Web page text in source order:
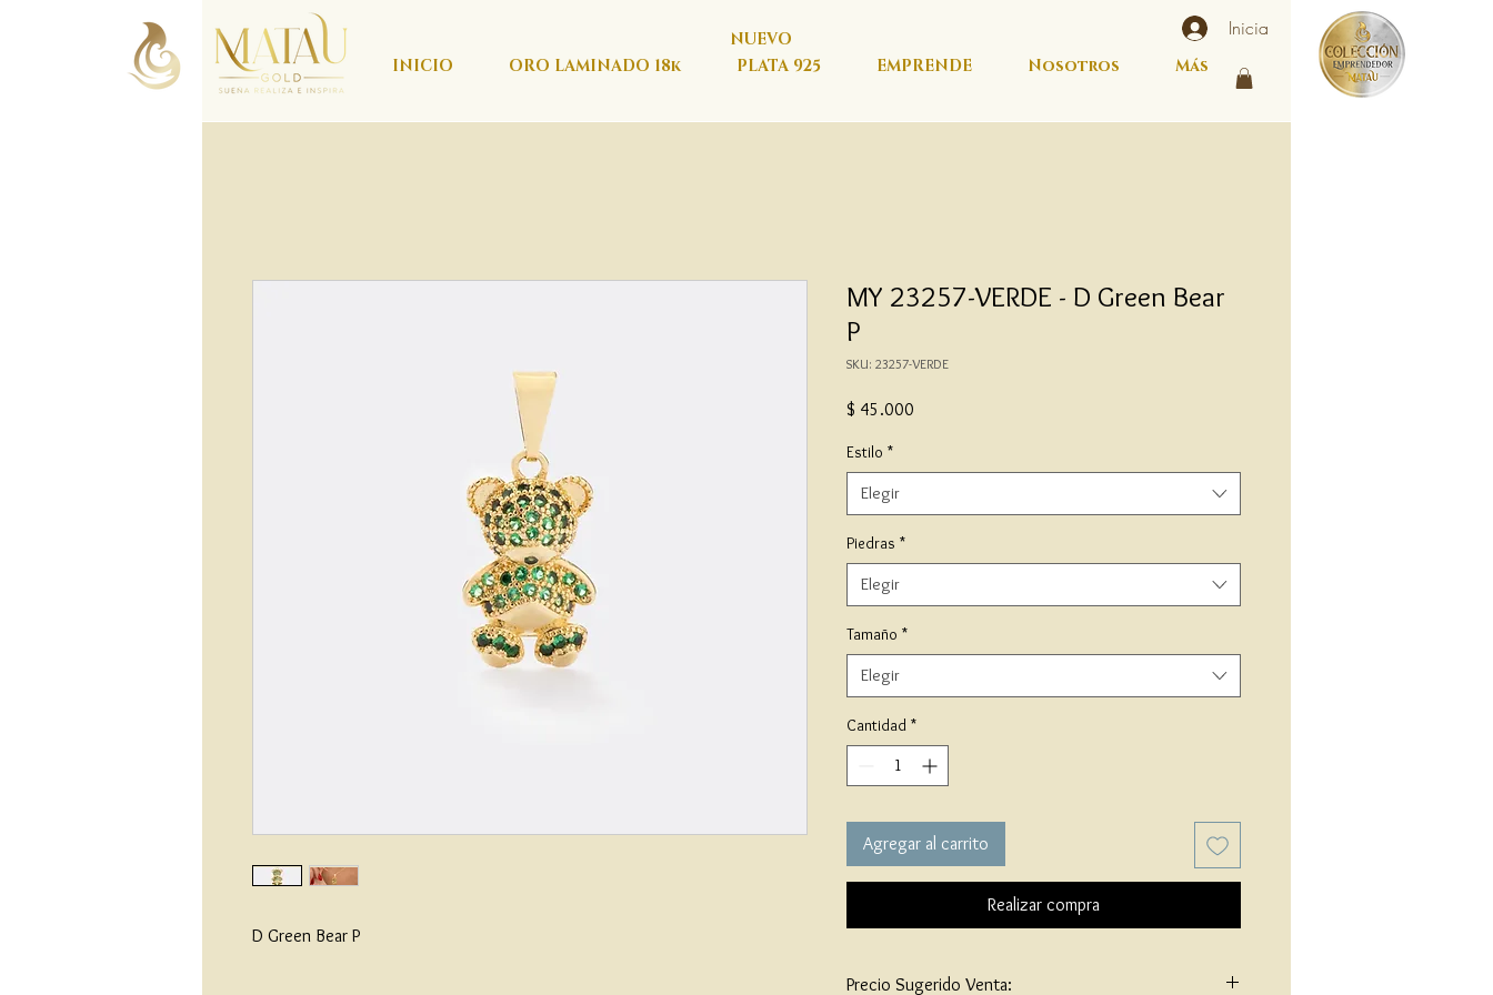
INICIO ORO LAMINADO 18k PLATA 925 EMPRENDE Nosotros Más
Inicia
NUEVO
D Green Bear P
MY 23257-VERDE - D Green Bear
P
SKU: 23257-VERDE
$ 45.000
Estilo *
Elegir
Piedras *
Elegir
Tamaño *
Elegir
Cantidad *
Agregar al carrito
Realizar compra
Precio Sugerido Venta: